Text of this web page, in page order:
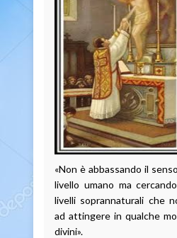
«Non è abbassando il
livello umano ma
livelli soprannaturali che
ad attingere in qualche
divini».